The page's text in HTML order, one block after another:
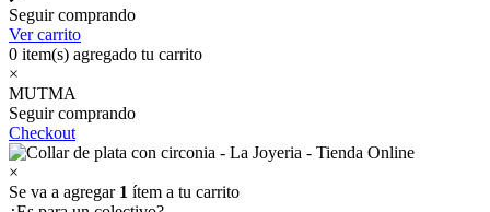
Seguir comprando
Ver carrito
0 item(s) agregado tu carrito
×
MUTMA
Seguir comprando
Checkout
×
Se va a agregar 1 ítem a tu carrito